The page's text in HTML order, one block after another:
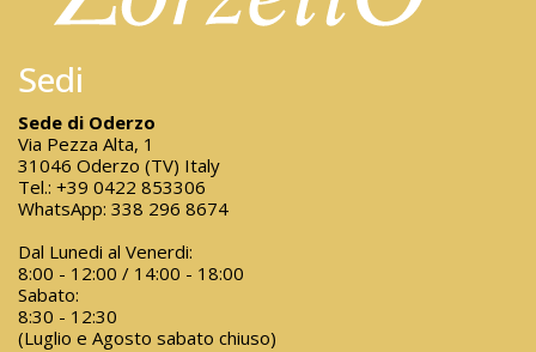
Sedi
Sede di Oderzo
Via Pezza Alta, 1
31046 Oderzo (TV) Italy
Tel.: +39 0422 853306
WhatsApp: 338 296 8674
Dal Lunedi al Venerdi:
8:00 - 12:00 / 14:00 - 18:00
Sabato:
8:30 - 12:30
(Luglio e Agosto sabato chiuso)